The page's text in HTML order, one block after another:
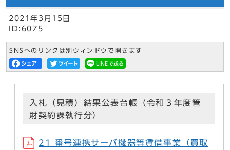
2021年3月15日
ID:6075
SNSへのリンクは別ウィンドウで開きます
入札（見積）結果公表台帳（令和３年度管
財契約課執行分）
21 番号連携サーバ機器等賃借事業（買取